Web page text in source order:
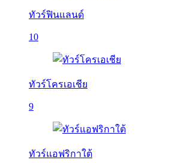
ทัวร์ฟินแลนด์
10
ทัวร์โครเอเชีย
9
ทัวร์แอฟริกาใต้